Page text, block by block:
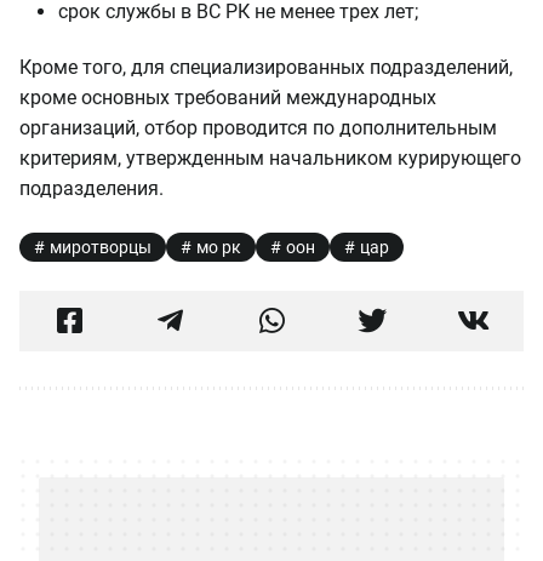
срок службы в ВС РК не менее трех лет;
Кроме того, для специализированных подразделений,
кроме основных требований международных
организаций, отбор проводится по дополнительным
критериям, утвержденным начальником курирующего
подразделения.
миротворцы мо рк оон цар